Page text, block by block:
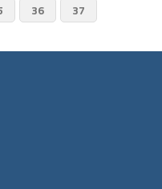
36 37